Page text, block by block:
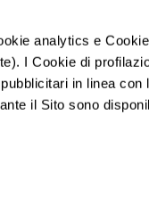
analytics e
I Cookie di
in linea con
il Sito sono
RIESGO BAJO